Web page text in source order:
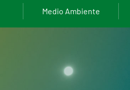
Medio Ambiente